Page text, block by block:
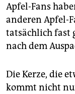
Apfel-Fans
anderen Apfel-
tatsächlich fast
nach dem
Die Kerze, die
kommt nicht